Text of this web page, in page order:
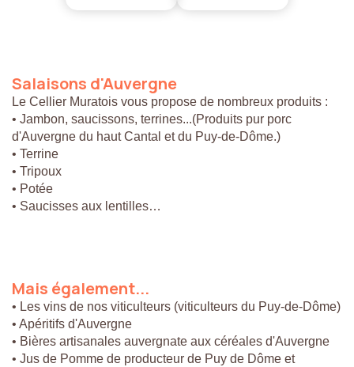
Salaisons d'Auvergne
Le Cellier Muratois vous propose de nombreux produits :
• Jambon, saucissons, terrines...(Produits pur porc
d'Auvergne du haut Cantal et du Puy-de-Dôme.)
• Terrine
• Tripoux
• Potée
• Saucisses aux lentilles…
Mais également...
• Les vins de nos viticulteurs (viticulteurs du Puy-de-Dôme)
• Apéritifs d'Auvergne
• Bières artisanales auvergnate aux céréales d'Auvergne
• Jus de Pomme de producteur de Puy de Dôme et